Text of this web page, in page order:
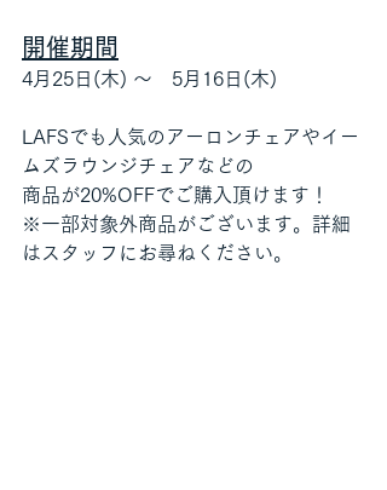
開催期間
4月25日(木) ～　5月16日(木)
LAFSでも人気のアーロンチェアやイー
ムズラウンジチェアなどの
商品が20%OFFでご購入頂けます！
※一部対象外商品がございます。詳細
はスタッフにお尋ねください。